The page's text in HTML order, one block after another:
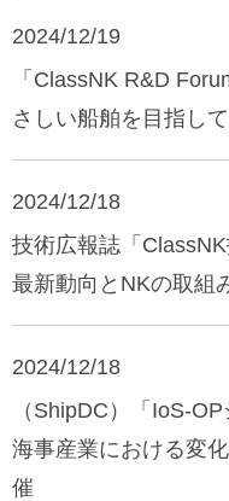
2024/12/19
「ClassNK R&D
さしい船舶を目指し
2024/12/18
技術広報誌「
最新動向とNKの取組
2024/12/18
（ShipDC）「IoS-
海事産業における変
催